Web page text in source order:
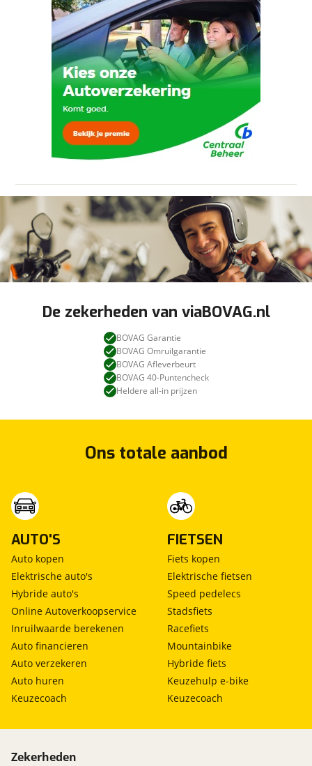
om je aanvraag zo goed mogelijk bij de
aanbieder te brengen. Lees hier meer over in
onzeprivacyverklaring .
Verstuur mijn vraag
viaBOVAG.nl verwerkt je persoonsgegevens
om je aanvraag zo goed mogelijk bij de
aanbieder te brengen. Lees hier meer over in
onze
Stuur mijn bevinding door
De zekerheden van viaBOVAG.nl
BOVAG Garantie
BOVAG Omruilgarantie
BOVAG Afleverbeurt
BOVAG 40-Puntencheck
Heldere all-in prijzen
Ons totale aanbod
AUTO'S
Auto kopen
Elektrische auto's
Hybride auto's
Online Autoverkoopservice
Inruilwaarde berekenen
Auto financieren
Auto verzekeren
Auto huren
Keuzecoach
FIETSEN
Fiets kopen
Elektrische fietsen
Speed pedelecs
Stadsfiets
Racefiets
Mountainbike
Hybride fiets
Keuzehulp e-bike
Keuzecoach
Zekerheden